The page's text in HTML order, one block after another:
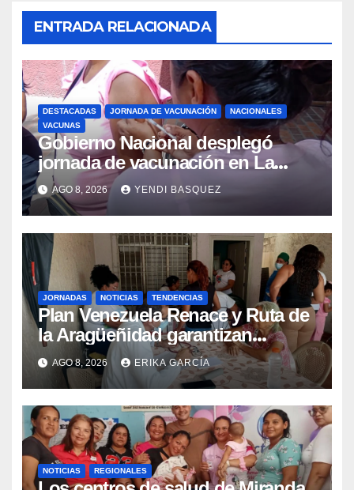
ENTRADA RELACIONADA
DESTACADAS JORNADA DE VACUNACIÓN
NACIONALES
VACUNAS
Gobierno Nacional desplegó
jornada de vacunación en La
Guaira para garantizar protección
epidemiológica
AGO 8, 2026 YENDI BASQUEZ
JORNADAS NOTICIAS TENDENCIAS
Plan Venezuela Renace y Ruta de
la Aragüeñidad garantizan
atención médica integral en
Aragua
AGO 8, 2026 ERIKA GARCÍA
NOTICIAS REGIONALES